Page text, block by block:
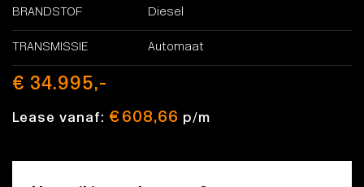
BRANDSTOF Diesel
TRANSMISSIE Automaat
€ 34.995,-
Lease vanaf: € 608,66 p/m